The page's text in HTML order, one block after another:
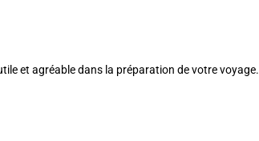
et agréable dans la préparation de votre voyage.